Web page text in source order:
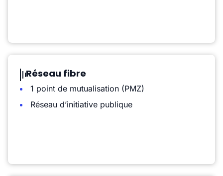
Réseau fibre
1 point de mutualisation (PMZ)
Réseau d’initiative publique